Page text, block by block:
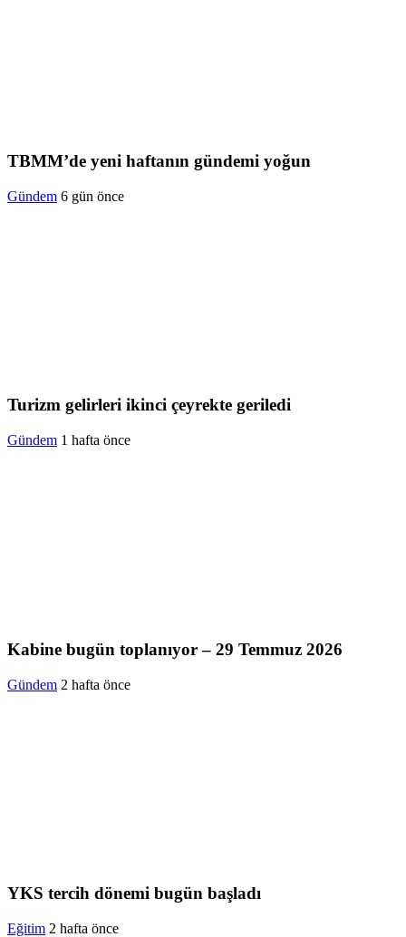
TBMM’de yeni haftanın gündemi yoğun
Gündem 6 gün önce
Turizm gelirleri ikinci çeyrekte geriledi
Gündem 1 hafta önce
Kabine bugün toplanıyor – 29 Temmuz 2026
Gündem 2 hafta önce
YKS tercih dönemi bugün başladı
Eğitim 2 hafta önce